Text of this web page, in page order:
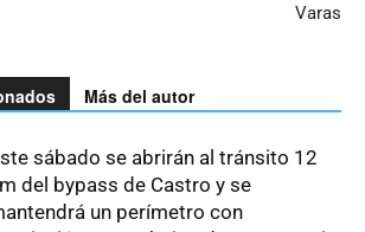
Varas
Más del autor
sábado se abrirán al tránsito 12
del bypass de Castro y se
un perímetro con